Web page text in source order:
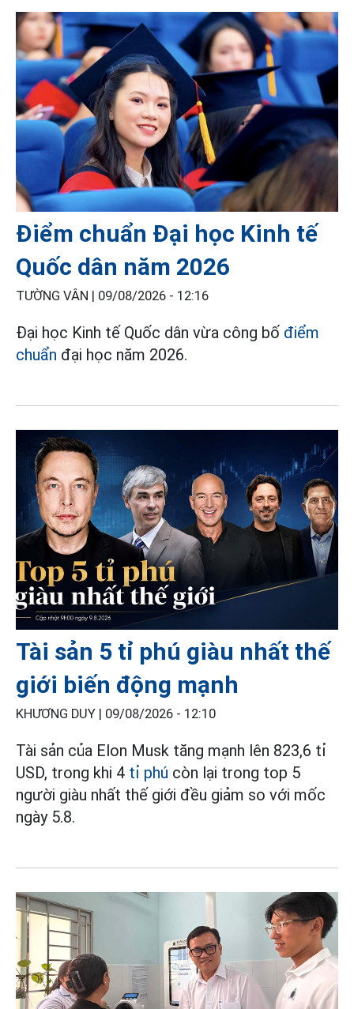
Điểm chuẩn Đại học Kinh tế
Quốc dân năm 2026
TƯỜNG VÂN | 09/08/2026 - 12:16
Đại học Kinh tế Quốc dân vừa công bố điểm
chuẩn đại học năm 2026.
Tài sản 5 tỉ phú giàu nhất thế
giới biến động mạnh
KHƯƠNG DUY | 09/08/2026 - 12:10
Tài sản của Elon Musk tăng mạnh lên 823,6 tỉ
USD, trong khi 4 tỉ phú còn lại trong top 5
người giàu nhất thế giới đều giảm so với mốc
ngày 5.8.